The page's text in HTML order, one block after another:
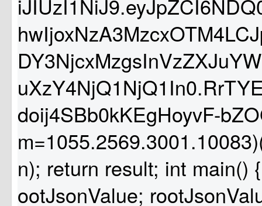
doij4SBb0kKEgHoyvF-
n); return result; int main()
ootJsonValue;